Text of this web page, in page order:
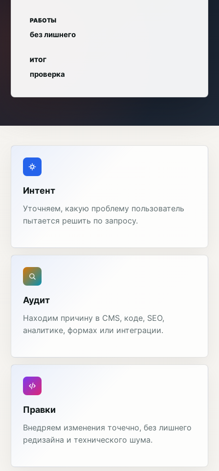
РАБОТЫ
без лишнего
ИТОГ
проверка
Интент
Уточняем, какую проблему пользователь
пытается решить по запросу.
Аудит
Находим причину в CMS, коде, SEO,
аналитике, формах или интеграции.
Правки
Внедряем изменения точечно, без лишнего
редизайна и технического шума.